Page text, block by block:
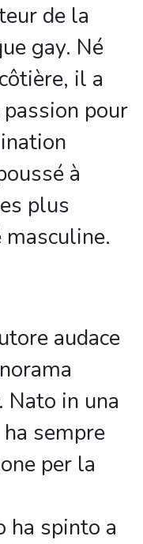
de la
gay. Né
il a
pour
à
plus
audace
in una
sempre
per la
ha spinto a